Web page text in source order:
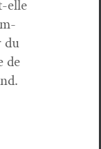
elle
du
de